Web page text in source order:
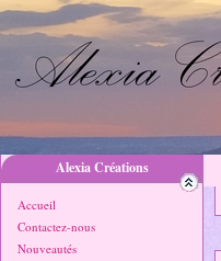
Alexia Créations
Accueil
Contactez-nous
Nouveautés